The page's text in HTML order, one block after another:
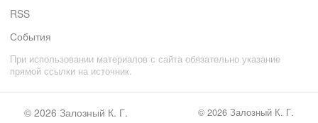
RSS
События
При использовании материалов с сайта обязательно указание
прямой ссылки на источник.
© 2026 Залозный К. Г. © 2026 Залозный К. Г.